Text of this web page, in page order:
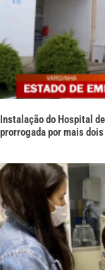
Instalação do Hospital
prorrogada por mais